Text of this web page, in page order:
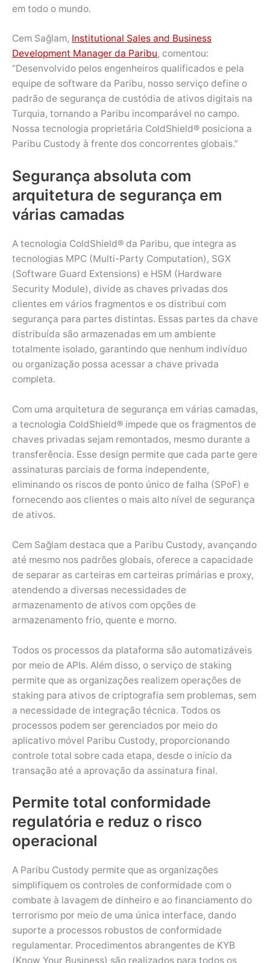
em todo o mundo.
Cem Sağlam, Institutional Sales and Business
Development Manager da Paribu, comentou:
“Desenvolvido pelos engenheiros qualificados e pela
equipe de software da Paribu, nosso serviço define o
padrão de segurança de custódia de ativos digitais na
Turquia, tornando a Paribu incomparável no campo.
Nossa tecnologia proprietária ColdShield® posiciona a
Paribu Custody à frente dos concorrentes globais.”
Segurança absoluta com
arquitetura de segurança em
várias camadas
A tecnologia ColdShield® da Paribu, que integra as
tecnologias MPC (Multi-Party Computation), SGX
(Software Guard Extensions) e HSM (Hardware
Security Module), divide as chaves privadas dos
clientes em vários fragmentos e os distribui com
segurança para partes distintas. Essas partes da chave
distribuída são armazenadas em um ambiente
totalmente isolado, garantindo que nenhum indivíduo
ou organização possa acessar a chave privada
completa.
Com uma arquitetura de segurança em várias camadas,
a tecnologia ColdShield® impede que os fragmentos de
chaves privadas sejam remontados, mesmo durante a
transferência. Esse design permite que cada parte gere
assinaturas parciais de forma independente,
eliminando os riscos de ponto único de falha (SPoF) e
fornecendo aos clientes o mais alto nível de segurança
de ativos.
Cem Sağlam destaca que a Paribu Custody, avançando
até mesmo nos padrões globais, oferece a capacidade
de separar as carteiras em carteiras primárias e proxy,
atendendo a diversas necessidades de
armazenamento de ativos com opções de
armazenamento frio, quente e morno.
Todos os processos da plataforma são automatizáveis
por meio de APIs. Além disso, o serviço de staking
permite que as organizações realizem operações de
staking para ativos de criptografia sem problemas, sem
a necessidade de integração técnica. Todos os
processos podem ser gerenciados por meio do
aplicativo móvel Paribu Custody, proporcionando
controle total sobre cada etapa, desde o início da
transação até a aprovação da assinatura final.
Permite total conformidade
regulatória e reduz o risco
operacional
A Paribu Custody permite que as organizações
simplifiquem os controles de conformidade com o
combate à lavagem de dinheiro e ao financiamento do
terrorismo por meio de uma única interface, dando
suporte a processos robustos de conformidade
regulamentar. Procedimentos abrangentes de KYB
(Know Your Business) são realizados para todos os